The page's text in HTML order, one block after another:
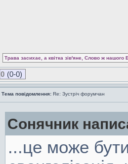
Трава засихає, а квітка зів'яне, Слово ж нашого
0 (0-0)
Тема повідомлення: Re: Зустріч форумчан
Сонячник
...це може